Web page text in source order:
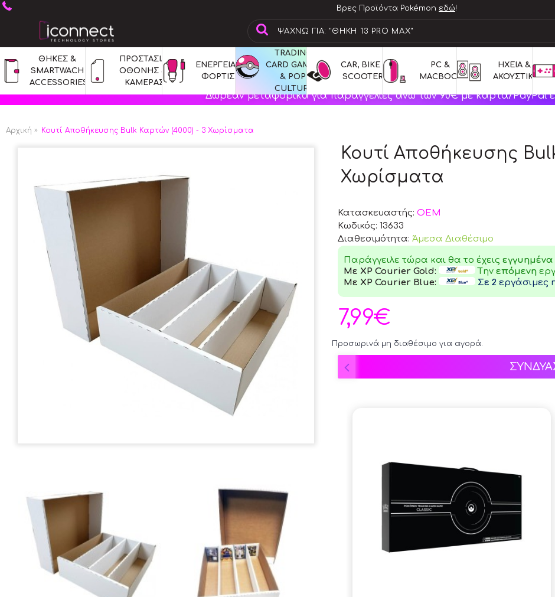
Βρες Προϊόντα Pokémon εδώ!
ΘΗΚΕΣ &
SMARTWACH
ACCESSORIES
ΠΡΟΣΤΑΣΙΑ
ΟΘΟΝΗΣ &
ΚΑΜΕΡΑΣ
ΕΝΕΡΓΕΙΑ &
ΦΟΡΤΙΣΗ
TRADING
CARD GAMES
& POP
CULTURE
CAR, BIKE &
SCOOTERS
PC &
MACBOOK
ΗΧΕΙΑ &
ΑΚΟΥΣΤΙΚΑ
Δωρεάν μεταφορικά για παραγγελίες άνω των 90€ με κάρτα/PayPal
Αρχική Κουτί Αποθήκευσης Bulk Καρτών (4000) - 3 Χωρίσματα
Κουτί Αποθήκευσης
Χωρίσματα
Κατασκευαστής: OEM
Κωδικός: 13633
Διαθεσιμότητα: Άμεσα Διαθέσιμο
Παράγγειλε τώρα και θα το έχεις εγγυημένα
Με XP Courier Gold:
Tηνεπόμενη
Με XP Courier Blue:
Σε 2 εργάσιμες
7,99€
Προσωρινά μη διαθέσιμο για αγορά.